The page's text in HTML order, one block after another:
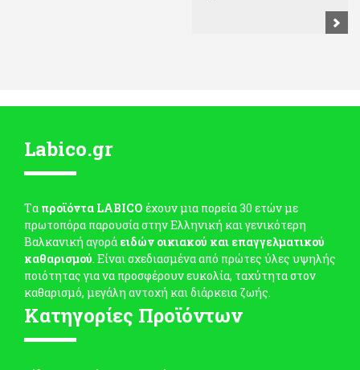
Labico.gr
Tα προϊόντα LABICO έχουν μια πορεία 30 ετών με
πρωτοπόρα παρουσία στην Ελληνική και γενικότερη
Βαλκανική αγορά ειδών οικιακού και επαγγελματικού
καθαρισμού. Είναι σχεδιασμένα από πρώτες ύλες υψηλής
ποιότητας για να προσφέρουν ευκολία, ταχύτητα στον
καθαρισμό, μεγάλη αντοχή και διάρκεια ζωής.
Κατηγορίες Προϊόντων